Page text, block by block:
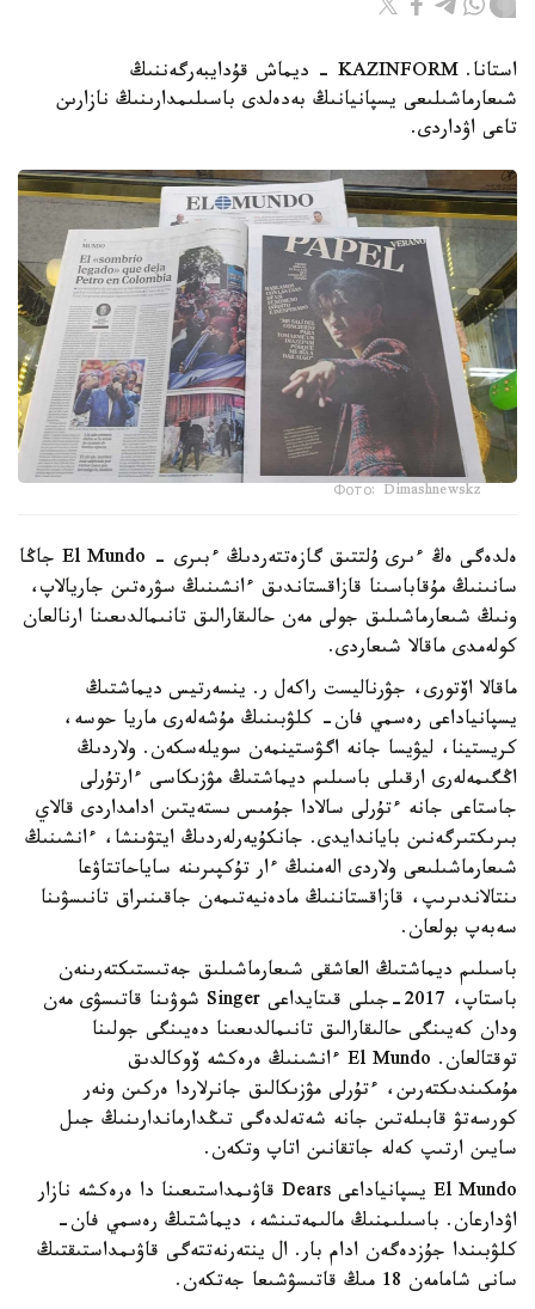
استانا. KAZINFORM - ديماش قۇدايبەرگەننىڭ
شىعارماشىلىعى يسپانيانىڭ بەدەلدى باسىلىمدارىنىڭ نازارىن
تاعى اۋداردى.
Фото: Dimashnewskz
ەلدەگى ەڭ ءىرى ۇلتتىق گازەتتەردىڭ ءبىرى - El Mundo جاڭا
سانىنىڭ مۇقاباسىنا قازاقستاندىق ءانشىنىڭ سۋرەتىن جاريالاپ،
ونىڭ شىعارماشىلىق جولى مەن حالىقارالىق تانىمالدىعىنا ارنالعان
كولەمدى ماقالا شىعاردى.
ماقالا اۆتورى، جۋرناليست راكەل ر. ينسەرتيس ديماشتىڭ
يسپانياداعى رەسمي فان- كلۋبىنىڭ مۇشەلەرى ماريا حوسە،
كريستينا، ليۋيسا جانە اگۋستينمەن سويلەسكەن. ولاردىڭ
اڭگىمەلەرى ارقىلى باسىلىم ديماشتىڭ مۋزىكاسى ءارتۇرلى
جاستاعى جانە ءتۇرلى سالادا جۇمىس ىستەيتىن ادامداردى قالاي
بىرىكتىرگەنىن باياندايدى. جانكۇيەرلەردىڭ ايتۋىنشا، ءانشىنىڭ
شىعارماشىلىعى ولاردى الەمنىڭ ءار تۇكپىرىنە ساياحاتتاۋعا
ىنتالاندىرىپ، قازاقستاننىڭ مادەنيەتىمەن جاقىنىراق تانىسۋىنا
سەبەپ بولعان.
باسىلىم ديماشتىڭ العاشقى شىعارماشىلىق جەتىستىكتەرىنەن
باستاپ، 2017-جىلى قىتايداعى Singer شوۋىنا قاتىسۋى مەن
ودان كەيىنگى حالىقارالىق تانىمالدىعىنا دەيىنگى جولىنا
توقتالعان. El Mundo ءانشىنىڭ ەرەكشە ۆوكالدىق
مۇمكىندىكتەرىن، ءتۇرلى مۋزىكالىق جانرلاردا ەركىن ونەر
كورسەتۋ قابىلەتىن جانە شەتەلدەگى تىڭدارماندارىنىڭ جىل
سايىن ارتىپ كەلە جاتقانىن اتاپ وتكەن.
El Mundo يسپانياداعى Dears قاۋىمداستىعىنا دا ەرەكشە نازار
اۋدارعان. باسىلىمنىڭ مالىمەتىنشە، ديماشتىڭ رەسمي فان-
كلۋبىندا جۇزدەگەن ادام بار. ال ينتەرنەتتەگى قاۋىمداستىقتىڭ
سانى شامامەن 18 مىڭ قاتىسۋشىعا جەتكەن.